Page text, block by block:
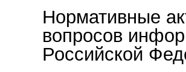
Нормативные
вопросов
Российской